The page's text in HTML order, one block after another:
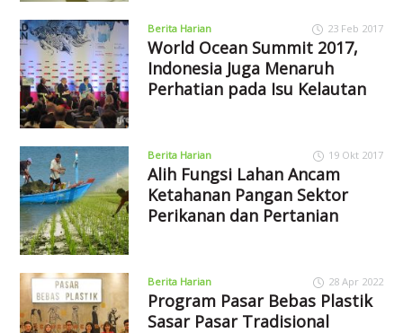
Berita Harian 23 Feb 2017
World Ocean Summit 2017,
Indonesia Juga Menaruh
Perhatian pada Isu Kelautan
Berita Harian 19 Okt 2017
Alih Fungsi Lahan Ancam
Ketahanan Pangan Sektor
Perikanan dan Pertanian
Berita Harian 28 Apr 2022
Program Pasar Bebas Plastik
Sasar Pasar Tradisional